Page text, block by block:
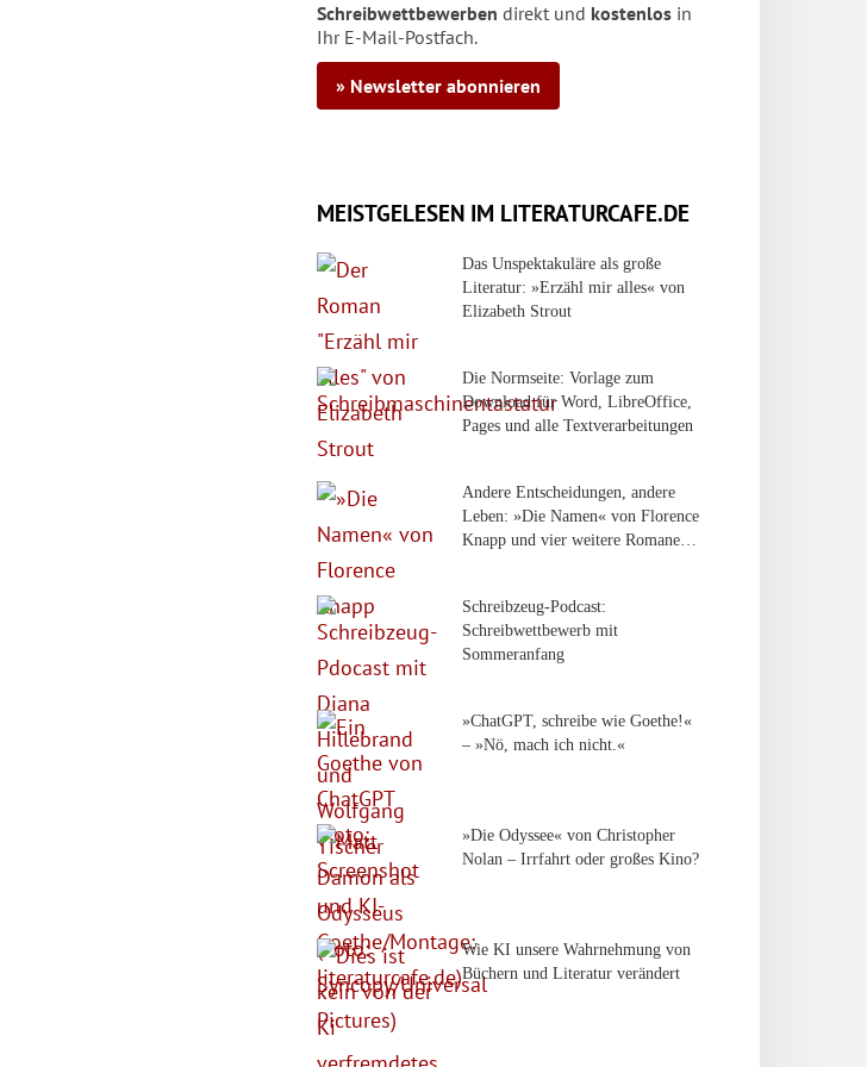
Schreibwettbewerben direkt und kostenlos in
Ihr E-Mail-Postfach.
» Newsletter abonnieren
MEISTGELESEN IM LITERATURCAFE.DE
Das Unspektakuläre als große
Literatur: »Erzähl mir alles« von
Elizabeth Strout
Die Normseite: Vorlage zum
Download für Word, LibreOffice,
Pages und alle Textverarbeitungen
Andere Entscheidungen, andere
Leben: »Die Namen« von Florence
Knapp und vier weitere Romane…
Schreibzeug-Podcast:
Schreibwettbewerb mit
Sommeranfang
»ChatGPT, schreibe wie Goethe!«
– »Nö, mach ich nicht.«
»Die Odyssee« von Christopher
Nolan – Irrfahrt oder großes Kino?
Wie KI unsere Wahrnehmung von
Büchern und Literatur verändert